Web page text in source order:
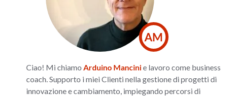
AM
Ciao! Mi chiamo Arduino Mancinie lavoro come business
coach. Supporto i miei Clienti nella gestione di progetti di
innovazione e cambiamento, impiegando percorsi di